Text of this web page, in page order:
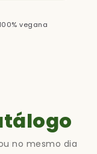
vegana
no mesmo dia